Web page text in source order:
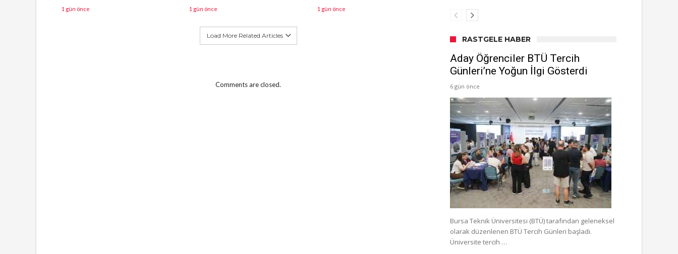
1 gün önce 1 gün önce 1 gün önce
Load More Related Articles
Comments are closed.
RASTGELE HABER
Aday Öğrenciler BTÜ Tercih
Günleri’ne Yoğun İlgi Gösterdi
6 gün önce
Bursa Teknik Üniversitesi (BTÜ) tarafından geleneksel
olarak düzenlenen BTÜ Tercih Günleri başladı.
Üniversite tercih …